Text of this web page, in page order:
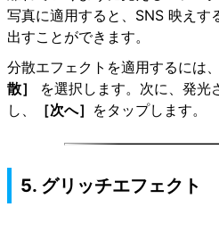
写真に適用すると、SNS 映えす
出すことができます。
分散エフェクトを適用するには
散］
を選択します。次に、発光
し、
［次へ］ をタップします。
5. グリッチエフェクト